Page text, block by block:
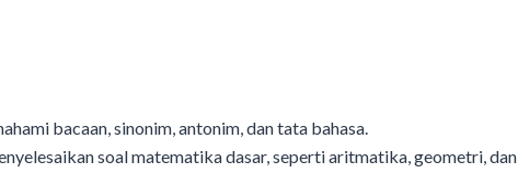
bacaan, sinonim, antonim, dan tata bahasa.
soal matematika dasar, seperti aritmatika, geometri, dan